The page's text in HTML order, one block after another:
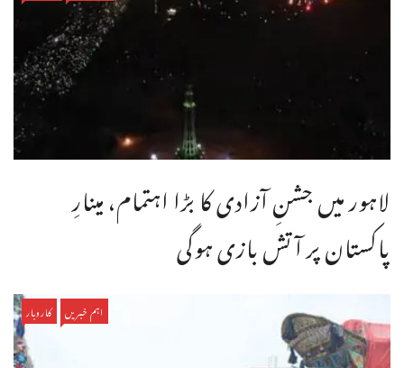
لاہور میں جشنِ آزادی کا بڑا اہتمام، مینارِ
پاکستان پر آتش بازی ہوگی
اہم خبریں کاروبار